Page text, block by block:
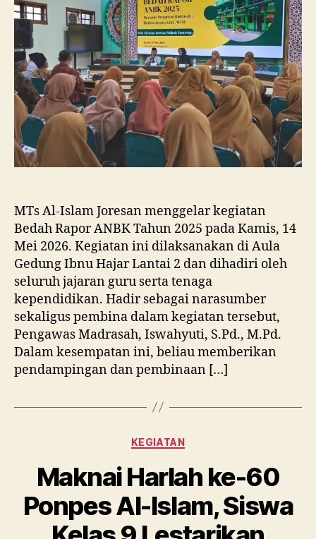
Al-
Islam
Joresan
Perkuat
Evaluasi
dan
Susun
Strategi
Peningkatan
Mutu
MTs Al-Islam Joresan menggelar kegiatan
Bedah Rapor ANBK Tahun 2025 pada Kamis, 14
Mei 2026. Kegiatan ini dilaksanakan di Aula
Gedung Ibnu Hajar Lantai 2 dan dihadiri oleh
seluruh jajaran guru serta tenaga
kependidikan. Hadir sebagai narasumber
sekaligus pembina dalam kegiatan tersebut,
Pengawas Madrasah, Iswahyuti, S.Pd., M.Pd.
Dalam kesempatan ini, beliau memberikan
pendampingan dan pembinaan […]
Categories
KEGIATAN
Maknai Harlah ke-60
Ponpes Al-Islam, Siswa